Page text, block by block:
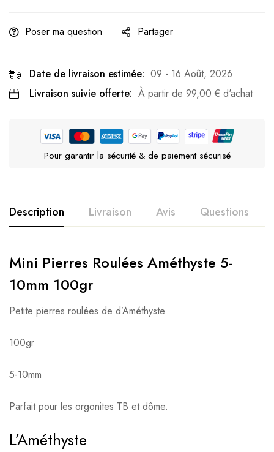
Poser ma question Partager
Date de livraison estimée: 09 - 16 Août, 2026
Livraison suivie offerte: À partir de 99,00 € d'achat
Pour garantir la sécurité & de paiement sécurisé
Description Livraison Avis Questions
Mini Pierres Roulées Améthyste 5-
10mm 100gr
Petite pierres roulées de d’Améthyste
100gr
5-10mm
Parfait pour les orgonites TB et dôme.
L’Améthyste